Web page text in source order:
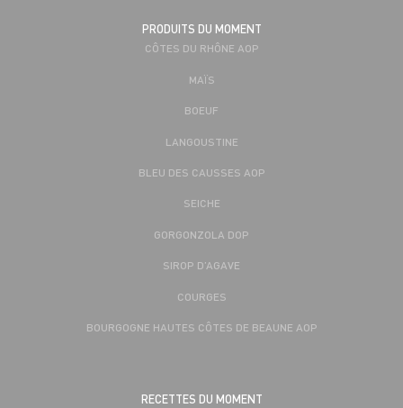
PRODUITS DU MOMENT
CÔTES DU RHÔNE AOP
MAÏS
BOEUF
LANGOUSTINE
BLEU DES CAUSSES AOP
SEICHE
GORGONZOLA DOP
SIROP D’AGAVE
COURGES
BOURGOGNE HAUTES CÔTES DE BEAUNE AOP
RECETTES DU MOMENT